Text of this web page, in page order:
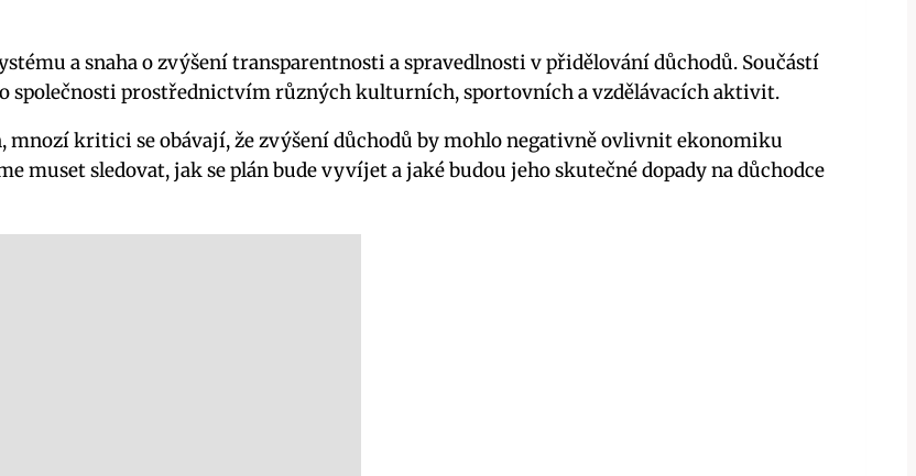
a snaha o zvýšení transparentnosti a spravedlnosti v přidělování důchodů. Součástí
společnosti prostřednictvím různých kulturních, sportovních a vzdělávacích aktivit.
kritici se obávají, že zvýšení důchodů by mohlo negativně ovlivnit ekonomiku
muset sledovat, jak se plán bude vyvíjet a jaké budou jeho skutečné dopady na důchodce